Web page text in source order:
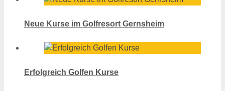
Neue Kurse im Golfresort Gernsheim
Erfolgreich Golfen Kurse